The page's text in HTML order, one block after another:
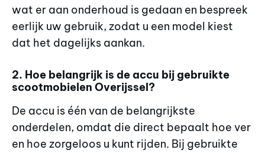
wat er aan onderhoud is gedaan en bespreek
eerlijk uw gebruik, zodat u een model kiest
dat het dagelijks aankan.
2. Hoe belangrijk is de accu bij gebruikte
scootmobielen Overijssel?
De accu is één van de belangrijkste
onderdelen, omdat die direct bepaalt hoe ver
en hoe zorgeloos u kunt rijden. Bij gebruikte